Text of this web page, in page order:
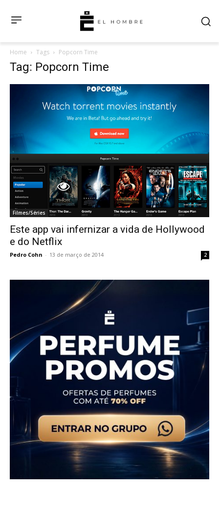
Home Tags Popcorn Time
Tag: Popcorn Time
Filmes/Séries
Este app vai infernizar a vida de Hollywood
e do Netflix
Pedro Cohn - 13 de março de 2014 2